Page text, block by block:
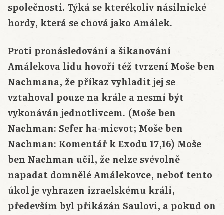
společnosti. Týká se kterékoliv násilnické
hordy, která se chová jako Amálek.
Proti pronásledování a šikanování
Amálekova lidu hovoří též tvrzení Moše ben
Nachmana, že příkaz vyhladit jej se
vztahoval pouze na krále a nesmí být
vykonáván jednotlivcem. (Moše ben
Nachman: Sefer ha-micvot; Moše ben
Nachman: Komentář k Exodu 17,16) Moše
ben Nachman učil, že nelze svévolně
napadat domnělé Amálekovce, neboť tento
úkol je vyhrazen izraelskému králi,
především byl přikázán Saulovi, a pokud on